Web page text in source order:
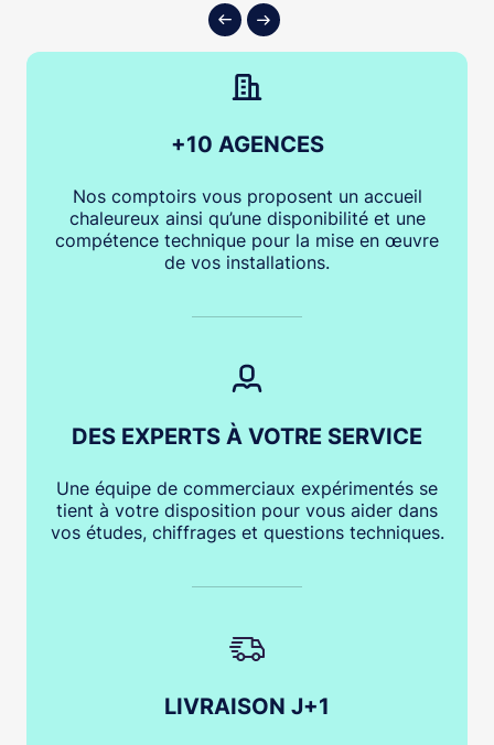
+10 AGENCES
Nos comptoirs vous proposent un accueil
chaleureux ainsi qu’une disponibilité et une
compétence technique pour la mise en œuvre
de vos installations.
DES EXPERTS À VOTRE SERVICE
Une équipe de commerciaux expérimentés se
tient à votre disposition pour vous aider dans
vos études, chiffrages et questions techniques.
LIVRAISON J+1